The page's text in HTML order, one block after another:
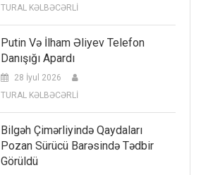
TURAL KƏLBƏCƏRLİ
Putin Və İlham Əliyev Telefon
Danışığı Apardı
28 İyul 2026
TURAL KƏLBƏCƏRLİ
Bilgəh Çimərliyində Qaydaları
Pozan Sürücü Barəsində Tədbir
Görüldü